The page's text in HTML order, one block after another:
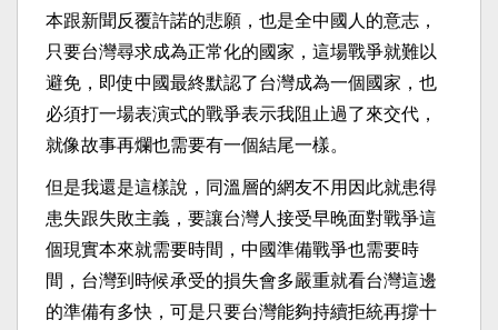
本跟新聞反覆許諾的悲願，也是全中國人的意志，
只要台灣尋求成為正常化的國家，這場戰爭就難以
避免，即使中國最終默認了台灣成為一個國家，也
必須打一場表演式的戰爭表示我阻止過了來交代，
就像故事再爛也需要有一個結尾一樣。
但是我還是這樣說，同溫層的網友不用因此就患得
患失跟失敗主義，要讓台灣人接受早晚面對戰爭這
個現實本來就需要時間，中國準備戰爭也需要時
間，台灣到時候承受的損失會多嚴重就看台灣這邊
的準備有多快，可是只要台灣能夠持續拒統再撐十